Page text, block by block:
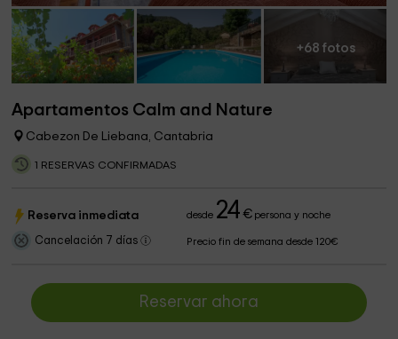
+68 fotos
Apartamentos Calm and Nature
Cabezon De Liebana, Cantabria
1 RESERVAS CONFIRMADAS
Reserva inmediata desde 24 €persona y noche
Cancelación 7 días Precio fin de semana desde 120€
Reservar ahora